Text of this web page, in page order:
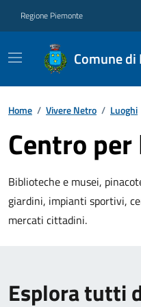
Regione Piemonte
Comune
Home / Vivere Netro / Luoghi
Centro
Biblioteche e musei,
giardini, impianti sportivi,
mercati cittadini.
Esplora tutti